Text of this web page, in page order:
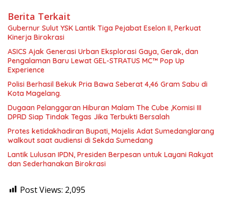
Berita Terkait
Gubernur Sulut YSK Lantik Tiga Pejabat Eselon II, Perkuat
Kinerja Birokrasi
ASICS Ajak Generasi Urban Eksplorasi Gaya, Gerak, dan
Pengalaman Baru Lewat GEL-STRATUS MC™ Pop Up
Experience
Polisi Berhasil Bekuk Pria Bawa Seberat 4,46 Gram Sabu di
Kota Magelang.
Dugaan Pelanggaran Hiburan Malam The Cube ,Komisi III
DPRD Siap Tindak Tegas Jika Terbukti Bersalah
Protes ketidakhadiran Bupati, Majelis Adat Sumedanglarang
walkout saat audiensi di Sekda Sumedang
Lantik Lulusan IPDN, Presiden Berpesan untuk Layani Rakyat
dan Sederhanakan Birokrasi
Post Views: 2,095